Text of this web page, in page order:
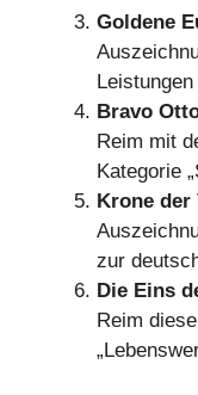
Goldene
Bravo
Reim mit
Kategorie
Krone der
zur
Die Eins
Reim